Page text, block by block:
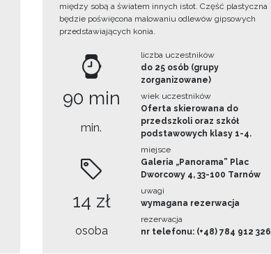
między sobą a światem innych istot. Część plastyczna
będzie poświęcona malowaniu odlewów gipsowych
przedstawiających konia.
90 min
min.
14 zł
osoba
liczba uczestników
do 25 osób (grupy
zorganizowane)
wiek uczestników
Oferta skierowana do
przedszkoli oraz szkół
podstawowych klasy 1-4.
miejsce
Galeria „Panorama” Plac
Dworcowy 4, 33-100 Tarnów
uwagi
wymagana rezerwacja
rezerwacja
nr telefonu: (+48) 784 912 326